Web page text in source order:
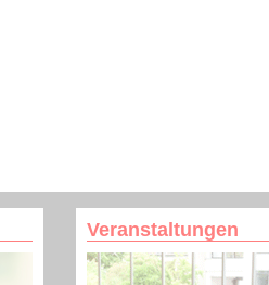
Veranstaltungen